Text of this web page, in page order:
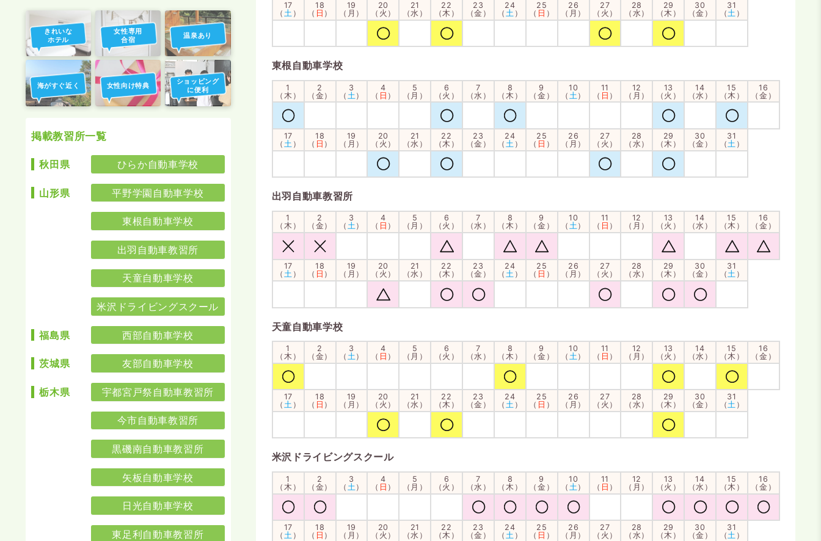
17
（ 土 ）
18
（ 日 ）
19
（月）
20
（火）
21
（水）
22
（木）
23
（金）
24
（土 ）
25
（ 日 ）
26
（月）
27
（火）
28
（水）
29
（木）
30
（金）
31
（土 ）
東根自動車学校
1
（木）
2
（金）
3
（ 土 ）
4
（ 日 ）
5
（月）
6
（火）
7
（水）
8
（木）
9
（金）
10
（ 土 ）
11
（ 日 ）
12
（月）
13
（火）
14
（水）
15
（木）
16
（金）
17
（ 土 ）
18
（ 日 ）
19
（月）
20
（火）
21
（水）
22
（木）
23
（金）
24
（ 土 ）
25
（ 日 ）
26
（月）
27
（火）
28
（水）
29
（木）
30
（金）
31
（ 土 ）
出羽自動車教習所
1
（木）
2
（金）
3
（ 土）
4
（ 日 ）
5
（月）
6
（火）
7
（水）
8
（木）
9
（金）
10
（ 土）
11
（ 日 ）
12
（月）
13
（火）
14
（水）
15
（木）
16
（金）
17
（ 土 ）
18
（ 日 ）
19
（月）
20
（火）
21
（水）
22
（木）
23
（金）
24
（土 ）
25
（ 日 ）
26
（月）
27
（火）
28
（水）
29
（木）
30
（金）
31
（土 ）
天童自動車学校
1
（木）
2
（金）
3
（ 土）
4
（ 日 ）
5
（月）
6
（火）
7
（水）
8
（木）
9
（金）
10
（ 土）
11
（ 日 ）
12
（月）
13
（火）
14
（水）
15
（木）
16
（金）
17
（ 土 ）
18
（ 日 ）
19
（月）
20
（火）
21
（水）
22
（木）
23
（金）
24
（土 ）
25
（ 日 ）
26
（月）
27
（火）
28
（水）
29
（木）
30
（金）
31
（土 ）
米沢ドライビングスクール
1
（木）
2
（金）
3
（ 土 ）
4
（ 日 ）
5
（月）
6
（火）
7
（水）
8
（木）
9
（金）
10
（ 土 ）
11
（ 日 ）
12
（月）
13
（火）
14
（水）
15
（木）
16
（金）
17
（ 土 ）
18
（ 日 ）
19
（月）
20
（火）
21
（水）
22
（木）
23
（金）
24
（ 土 ）
25
（ 日 ）
26
（月）
27
（火）
28
（水）
29
（木）
30
（金）
31
（ 土 ）
きれいな
ホテル
女性専用
合宿
温泉あり
海がすぐ近く 女性向け特典
ショッピング
に便利
掲載教習所一覧
秋田県 ひらか自動車学校
山形県 平野学園自動車学校
東根自動車学校
出羽自動車教習所
天童自動車学校
米沢ドライビングスクール
福島県 西部自動車学校
茨城県 友部自動車学校
栃木県 宇都宮戸祭自動車教習所
今市自動車教習所
黒磯南自動車教習所
矢板自動車学校
日光自動車学校
東足利自動車教習所